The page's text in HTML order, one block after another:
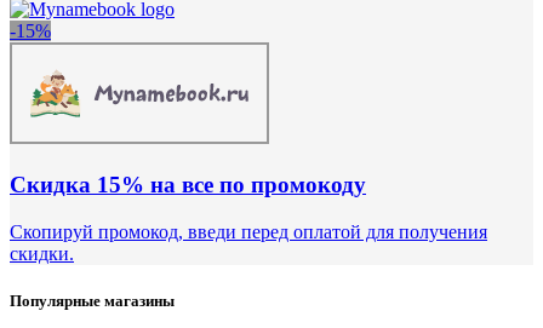
-15%
Скидка 15% на все по промокоду
Скопируй промокод, введи перед оплатой для получения
скидки.
Популярные магазины